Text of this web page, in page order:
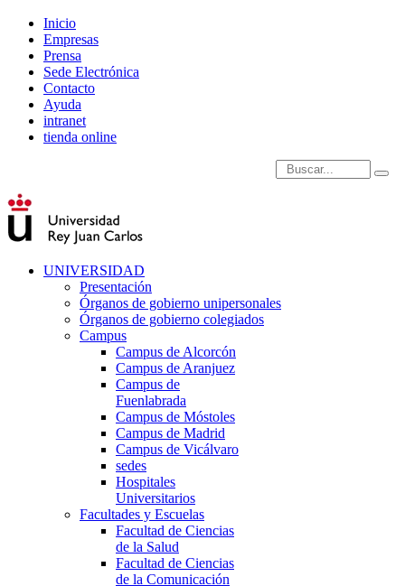
Inicio
Empresas
Prensa
Sede Electrónica
Contacto
Ayuda
intranet
tienda online
Introduce términos de
UNIVERSIDAD
Presentación
Órganos de gobierno unipersonales
Órganos de gobierno colegiados
Campus
Campus de Alcorcón
Campus de Aranjuez
Campus de
Fuenlabrada
Campus de Móstoles
Campus de Madrid
Campus de Vicálvaro
sedes
Hospitales
Universitarios
Facultades y Escuelas
Facultad de Ciencias
de la Salud
Facultad de Ciencias
de la Comunicación